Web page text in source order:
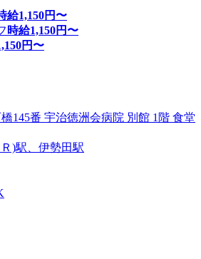
給1,150円〜
時給1,150円〜
円〜
145番 宇治徳洲会病院 別館 1階 食堂
)駅、伊勢田駅